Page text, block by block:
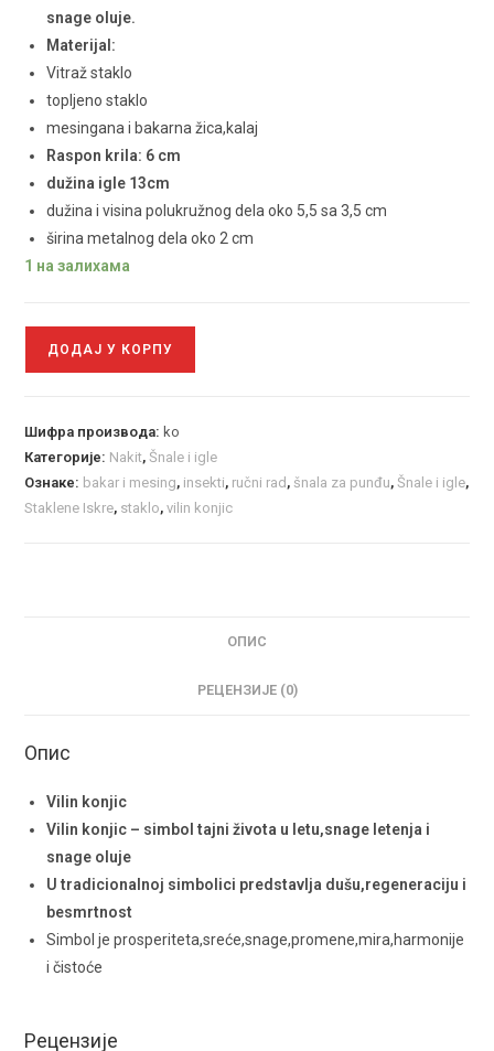
snage oluje.
Materijal:
Vitraž staklo
topljeno staklo
mesingana i bakarna žica,kalaj
Raspon krila: 6 cm
dužina igle 13cm
dužina i visina polukružnog dela oko 5,5 sa 3,5 cm
širina metalnog dela oko 2 cm
1 на залихама
ДОДАЈ У КОРПУ
Шифра производа:ko
Категорије: Nakit,Šnale i igle
Ознаке: bakar i mesing, insekti, ručni rad, šnala za punđu,Šnale i igle,
Staklene Iskre, staklo,vilin konjic
ОПИС
РЕЦЕНЗИЈЕ (0)
Опис
Vilin konjic
Vilin konjic – simbol tajni života u letu,snage letenja i
snage oluje
U tradicionalnoj simbolici predstavlja dušu,regeneraciju i
besmrtnost
Simbol je prosperiteta,sreće,snage,promene,mira,harmonije
i čistoće
Рецензије